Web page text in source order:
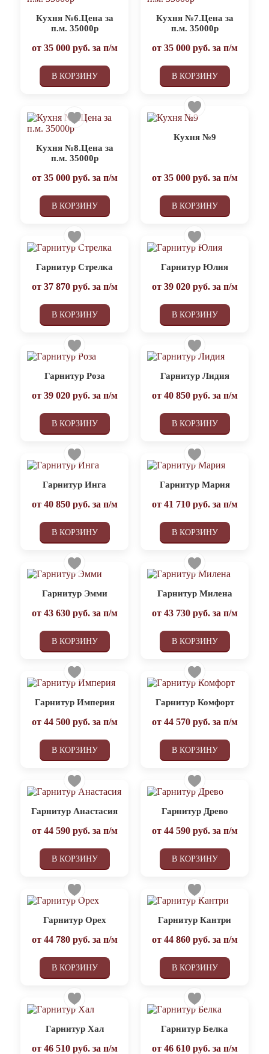
Кухня №6.Цена за
п.м. 35000р
от 35 000руб. за п/м
В КОРЗИНУ
Кухня №7.Цена за
п.м. 35000р
от 35 000руб. за п/м
В КОРЗИНУ
Кухня №8.Цена за
п.м. 35000р
от 35 000руб. за п/м
В КОРЗИНУ
Кухня №9
от 35 000руб. за п/м
В КОРЗИНУ
Гарнитур Стрелка
от 37 870руб. за п/м
В КОРЗИНУ
Гарнитур Юлия
от 39 020руб. за п/м
В КОРЗИНУ
Гарнитур Роза
от 39 020руб. за п/м
В КОРЗИНУ
Гарнитур Лидия
от 40 850руб. за п/м
В КОРЗИНУ
Гарнитур Инга
от 40 850руб. за п/м
В КОРЗИНУ
Гарнитур Мария
от 41 710руб. за п/м
В КОРЗИНУ
Гарнитур Эмми
от 43 630руб. за п/м
В КОРЗИНУ
Гарнитур Милена
от 43 730руб. за п/м
В КОРЗИНУ
Гарнитур Империя
от 44 500руб. за п/м
В КОРЗИНУ
Гарнитур Комфорт
от 44 570руб. за п/м
В КОРЗИНУ
Гарнитур Анастасия
от 44 590руб. за п/м
В КОРЗИНУ
Гарнитур Древо
от 44 590руб. за п/м
В КОРЗИНУ
Гарнитур Орех
от 44 780руб. за п/м
В КОРЗИНУ
Гарнитур Кантри
от 44 860руб. за п/м
В КОРЗИНУ
Гарнитур Хал
от 46 510руб. за п/м
Гарнитур Белка
от 46 610руб. за п/м